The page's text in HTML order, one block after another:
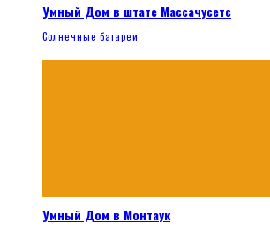
Умный Дом в штате Массачусетс
Солнечные батареи
Умный Дом в Монтаук